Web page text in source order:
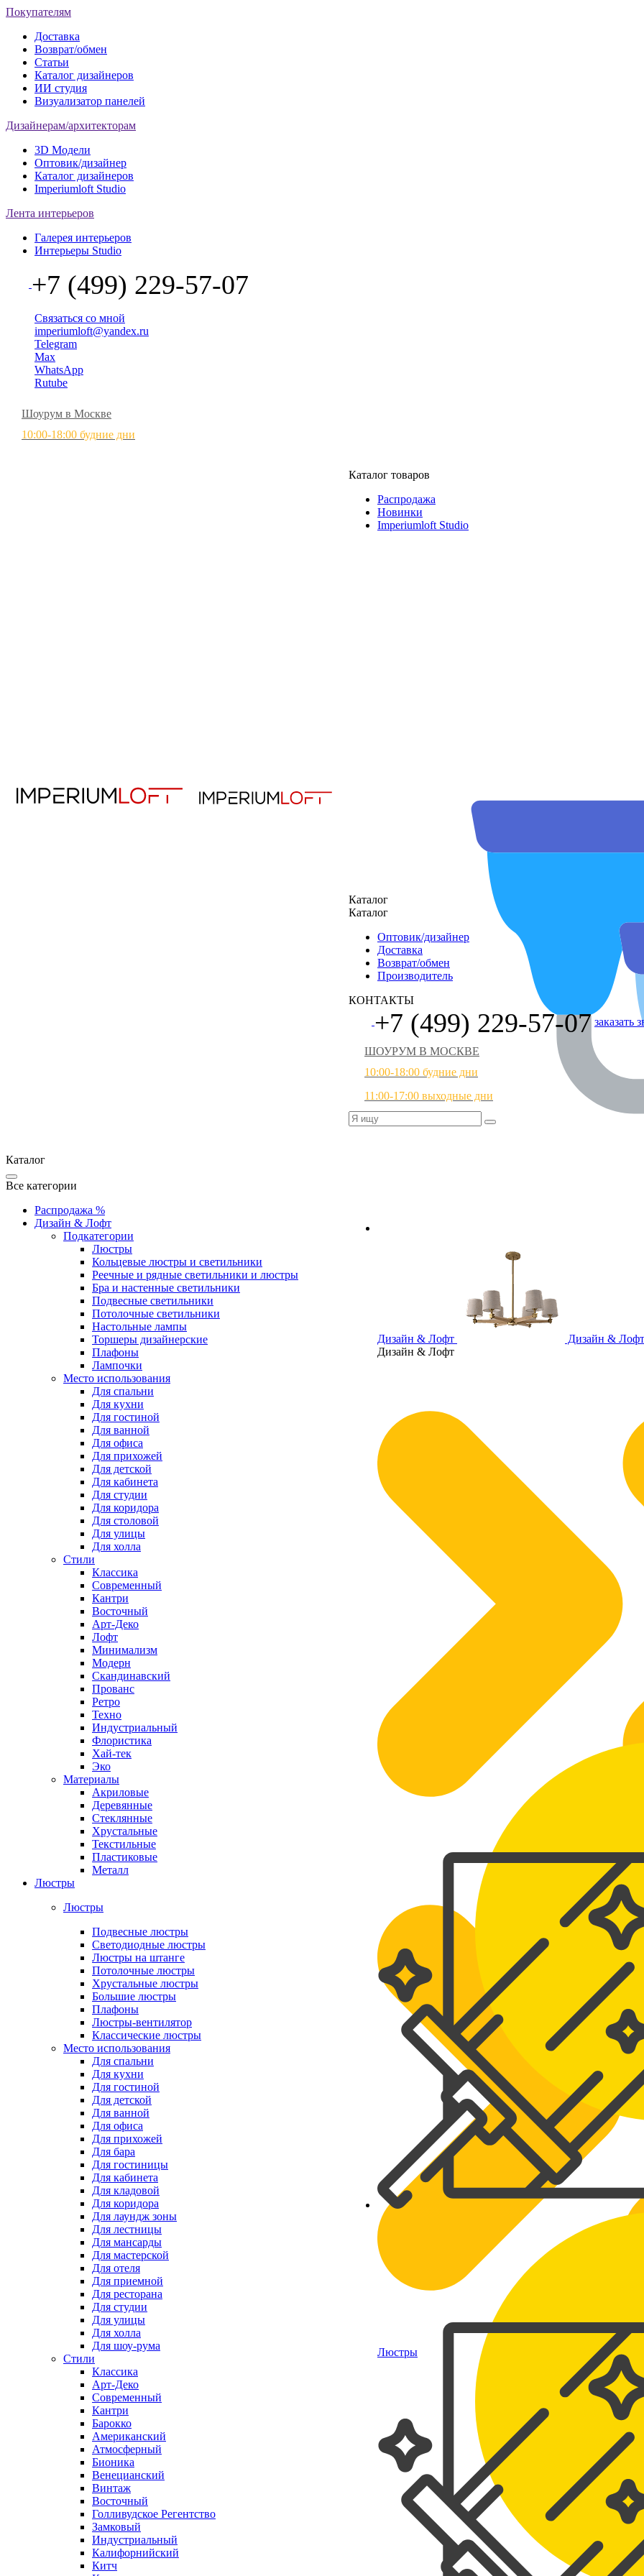
Покупателям
Доставка
Возврат/обмен
Статьи
Каталог дизайнеров
ИИ студия
Визуализатор панелей
Дизайнерам/архитекторам
3D Модели
Оптовик/дизайнер
Каталог дизайнеров
Imperiumloft Studio
Лента интерьеров
Галерея интерьеров
Интерьеры Studio
+7 (499) 229-57-07
Связаться со мной
imperiumloft@yandex.ru
Telegram
Max
WhatsApp
Rutube
Шоурум в Москве
10:00-18:00 будние дни
Каталог товаров
Распродажа
Новинки
Imperiumloft Studio
Дизайн & Лофт
Дизайн & Лофт
Дизайн & Лофт
Люстры
Каталог
Каталог
Оптовик/дизайнер
Доставка
Возврат/обмен
Производитель
КОНТАКТЫ
+7 (499) 229-57-07 заказать
ШОУРУМ В МОСКВЕ
10:00-18:00 будние дни
11:00-17:00 выходные дни
Каталог
Все категории
Распродажа %
Дизайн & Лофт
Подкатегории
Люстры
Кольцевые люстры и светильники
Реечные и рядные светильники и люстры
Бра и настенные светильники
Подвесные светильники
Потолочные светильники
Настольные лампы
Торшеры дизайнерские
Плафоны
Лампочки
Место использования
Для спальни
Для кухни
Для гостиной
Для ванной
Для офиса
Для прихожей
Для детской
Для кабинета
Для студии
Для коридора
Для столовой
Для улицы
Для холла
Стили
Классика
Современный
Кантри
Восточный
Арт-Деко
Лофт
Минимализм
Модерн
Скандинавский
Прованс
Ретро
Техно
Индустриальный
Флористика
Хай-тек
Эко
Материалы
Акриловые
Деревянные
Стеклянные
Хрустальные
Текстильные
Пластиковые
Металл
Люстры
Люстры
Подвесные люстры
Светодиодные люстры
Люстры на штанге
Потолочные люстры
Хрустальные люстры
Большие люстры
Плафоны
Люстры-вентилятор
Классические люстры
Место использования
Для спальни
Для кухни
Для гостиной
Для детской
Для ванной
Для офиса
Для прихожей
Для бара
Для гостиницы
Для кабинета
Для кладовой
Для коридора
Для лаундж зоны
Для лестницы
Для мансарды
Для мастерской
Для отеля
Для приемной
Для ресторана
Для студии
Для улицы
Для холла
Для шоу-рума
Стили
Классика
Арт-Деко
Современный
Кантри
Барокко
Американский
Атмосферный
Бионика
Венецианский
Винтаж
Восточный
Голливудское Регентство
Замковый
Индустриальный
Калифорнийский
Китч